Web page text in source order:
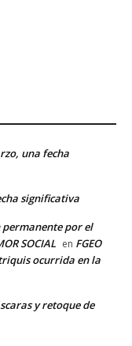
una fecha
significativa
por el
SOCIAL en FGEO
ocurrida en la
y retoque de